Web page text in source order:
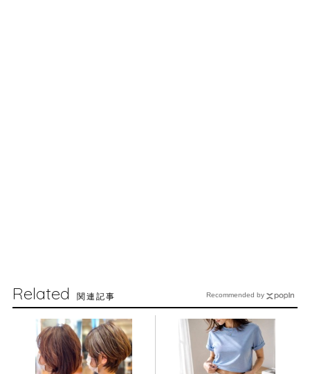
Related 関連記事 Recommended by